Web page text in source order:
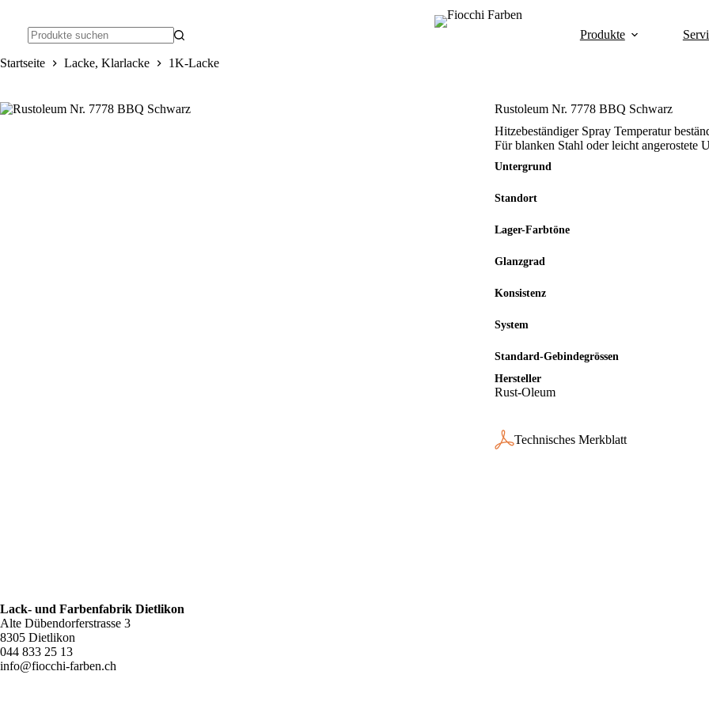
springen
Ergebnisse
Produkte
Startseite Lacke, Klarlacke 1K-Lacke
Rustoleum Nr. 7778 BBQ Schwarz
Hitzebeständiger Spray Temperatur
Für blanken Stahl oder leicht angerostete
Untergrund
Standort
Lager-Farbtöne
Glanzgrad
Konsistenz
System
Standard-Gebindegrössen
Hersteller
Rust-Oleum
Technisches Merkblatt
Lack- und Farbenfabrik Dietlikon
Alte Dübendorferstrasse 3
8305 Dietlikon
044 833 25 13
info@fiocchi-farben.ch